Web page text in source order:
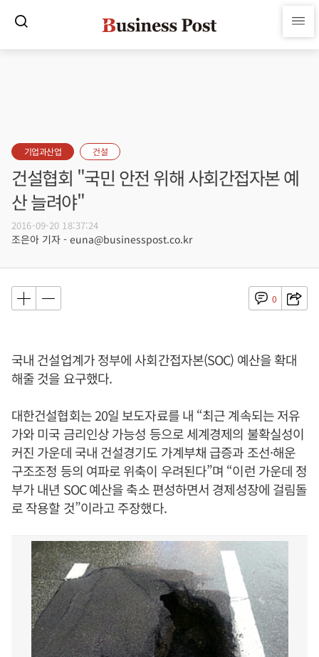
기업과산업 건설
건설협회 "국민 안전 위해 사회간접자본 예
산 늘려야"
2016-09-20 18:37:24
조은아 기자 - euna@businesspost.co.kr
0
국내 건설업계가 정부에 사회간접자본(SOC) 예산을 확대
해줄 것을 요구했다.
대한건설협회는 20일 보도자료를 내 “최근 계속되는 저유
가와 미국 금리인상 가능성 등으로 세계경제의 불확실성이
커진 가운데 국내 건설경기도 가계부채 급증과 조선·해운
구조조정 등의 여파로 위축이 우려된다”며 “이런 가운데 정
부가 내년 SOC 예산을 축소 편성하면서 경제성장에 걸림돌
로 작용할 것”이라고 주장했다.